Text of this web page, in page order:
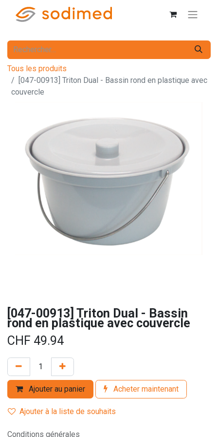
Tous les produits
[047-00913] Triton Dual - Bassin rond en plastique avec
couvercle
[047-00913] Triton Dual - Bassin
rond en plastique avec couvercle
CHF 49.94
Ajouter au panier Acheter maintenant
Ajouter à la liste de souhaits
Conditions générales